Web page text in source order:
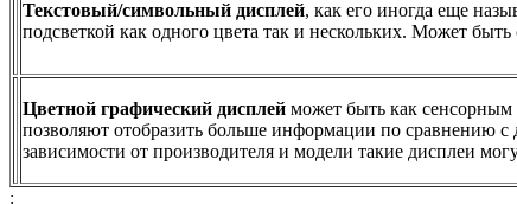
Текстовый/символьный дисплей, как его иногда еще
подсветкой как одного цвета так и нескольких. Может
Цветной графический дисплей может быть как
позволяют отобразить больше информации по сравнению
зависимости от производителя и модели такие дисплеи
: